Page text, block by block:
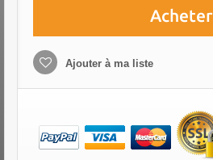
Acheter
Ajouter à ma liste